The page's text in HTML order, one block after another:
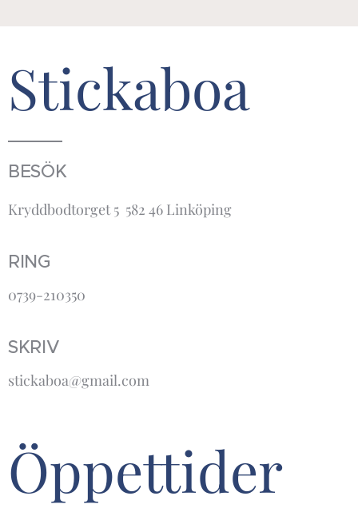
Stickaboa
BESÖK
Kryddbodtorget 5 582 46 Linköping
RING
0739-210350
SKRIV
stickaboa@gmail.com
Öppettider